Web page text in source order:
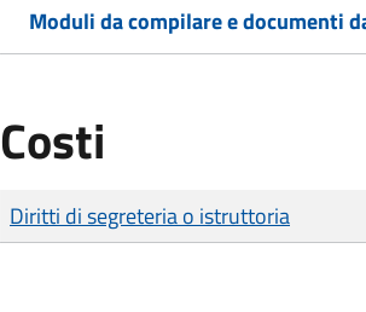
Moduli da compilare e documenti
Costi
Tipo di pagamento
Importo
Diritti di segreteria o istruttoria